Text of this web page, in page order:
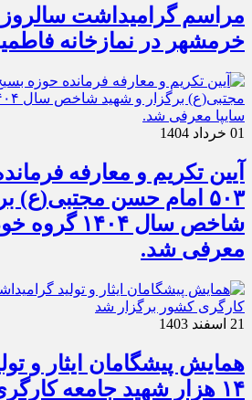
مراسم گرامیداشت
خرمشهر در نمازخانه
01 خرداد 1404
آیین تکریم و معارفه
۵۰۳ امام حسن مجتبی(ع)
شاخص سال
معرفی شد.
21 اسفند 1403
همایش پیشگامان ایثار و
۱۴ هزار شهید جامعه